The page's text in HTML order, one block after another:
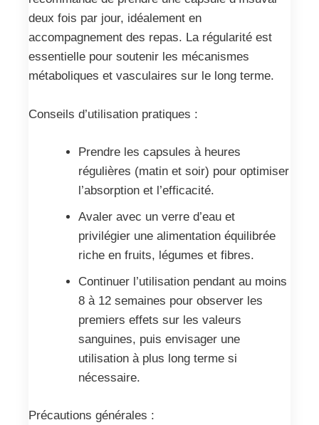
deux fois par jour, idéalement en
accompagnement des repas. La régularité est
essentielle pour soutenir les mécanismes
métaboliques et vasculaires sur le long terme.
Conseils d’utilisation pratiques :
Prendre les capsules à heures
régulières (matin et soir) pour optimiser
l’absorption et l’efficacité.
Avaler avec un verre d’eau et
privilégier une alimentation équilibrée
riche en fruits, légumes et fibres.
Continuer l’utilisation pendant au moins
8 à 12 semaines pour observer les
premiers effets sur les valeurs
sanguines, puis envisager une
utilisation à plus long terme si
nécessaire.
Précautions générales :